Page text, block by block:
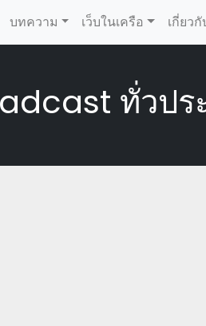
บทความ เว็บในเครือ เกี่ยวกั
ทั่วปร